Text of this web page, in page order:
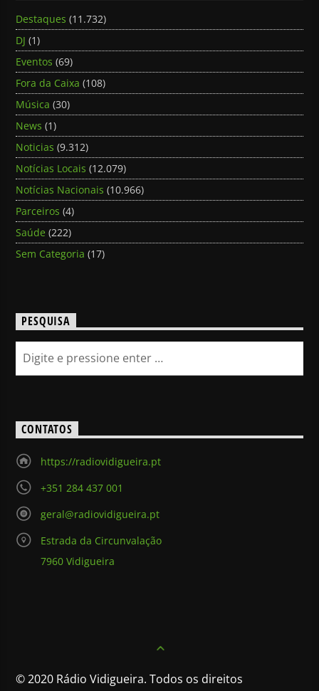
Destaques (11.732)
DJ (1)
Eventos (69)
Fora da Caixa (108)
Música (30)
News (1)
Noticias (9.312)
Notícias Locais (12.079)
Notícias Nacionais (10.966)
Parceiros (4)
Saúde (222)
Sem Categoria (17)
PESQUISA
CONTATOS
https://radiovidigueira.pt
+351 284 437 001
geral@radiovidigueira.pt
Estrada da Circunvalação
7960 Vidigueira
© 2020 Rádio Vidigueira. Todos os direitos